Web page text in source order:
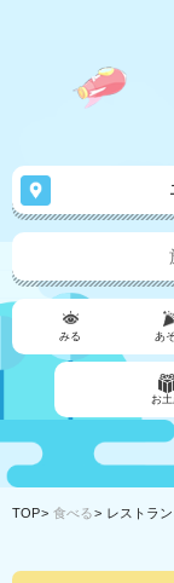
みる あ
お土
TOP 食べる レストラン